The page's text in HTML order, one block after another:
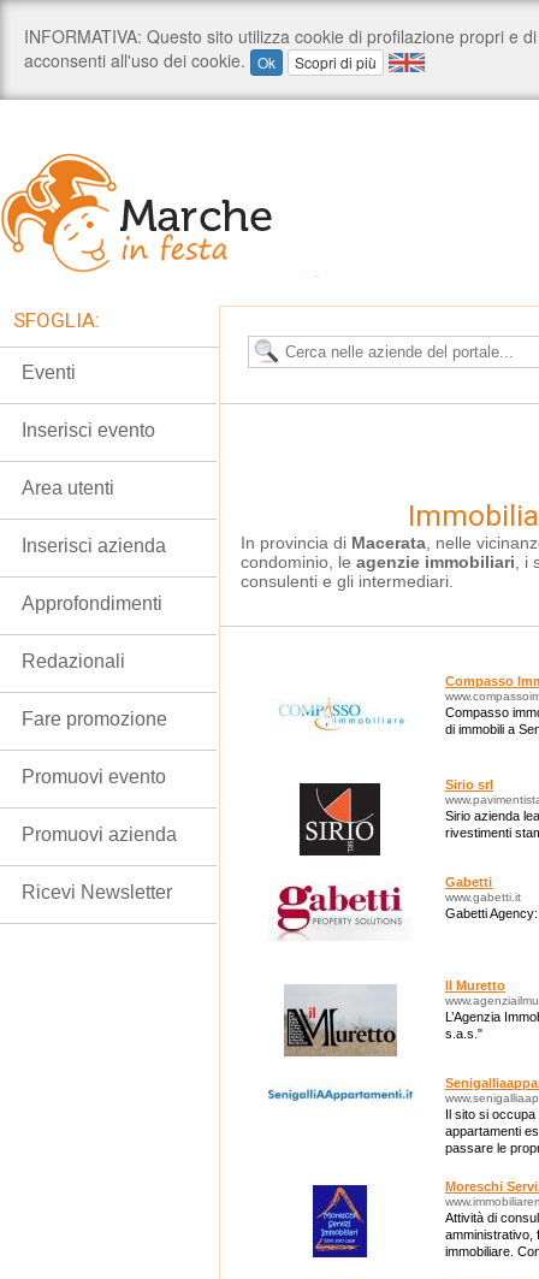
In provincia di Macerata , nelle
condominio, le agenzie immobiliari ,
consulenti e gli intermediari.
Compasso
Compasso
di immobili a
Sirio srl
Sirio azienda
rivestimenti
Gabetti
www.gabetti.it
Gabetti
Il Muretto
L’Agenzia
s.a.s."
Il sito si
appartamenti
passare le
Moreschi
Attività di
amministrativo,
immobiliare.
SFOGLIA:
Eventi
Inserisci evento
Area utenti
Inserisci azienda
Approfondimenti
Redazionali
Fare promozione
Promuovi evento
Promuovi azienda
Ricevi Newsletter